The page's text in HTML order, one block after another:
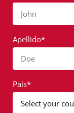
John
Apellido*
Doe
País*